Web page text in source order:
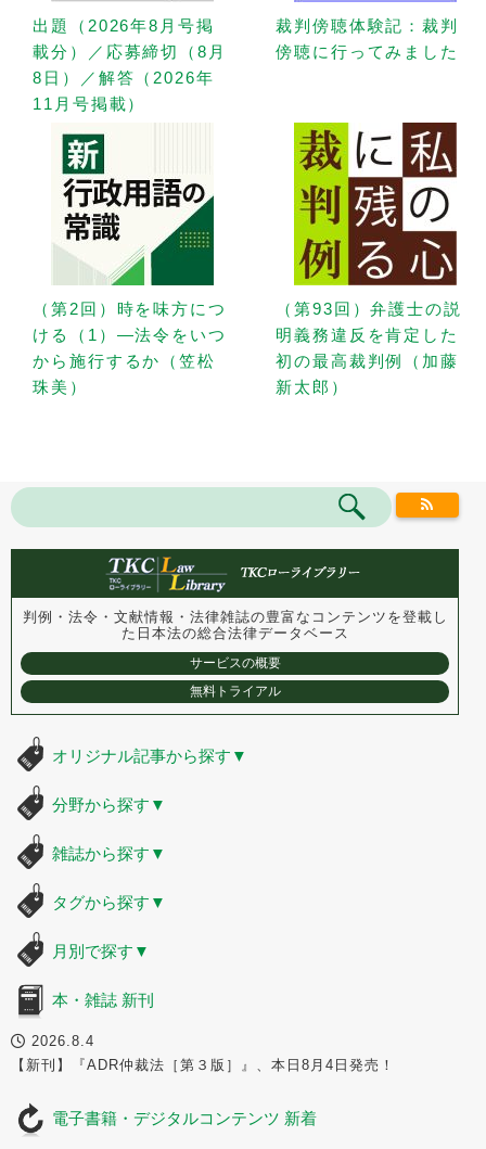
出題（2026年8月号掲
載分）／応募締切（8月
8日）／解答（2026年
11月号掲載）
裁判傍聴体験記：裁判
傍聴に行ってみました
（第2回）時を味方につ
ける（1）—法令をいつ
から施行するか（笠松
珠美）
（第93回）弁護士の説
明義務違反を肯定した
初の最高裁判例（加藤
新太郎）
判例・法令・文献情報・法律雑誌の豊富なコンテンツを登載し
た 日本法の総合法律データベース
サービスの概要
無料トライアル
オリジナル記事から探す ▼
分野から探す ▼
雑誌から探す ▼
タグから探す ▼
月別で探す ▼
本・雑誌 新刊
2026.8.4
【新刊】『ADR仲裁法［第３版］』、本日8月4日発売！
電子書籍・デジタルコンテンツ 新着